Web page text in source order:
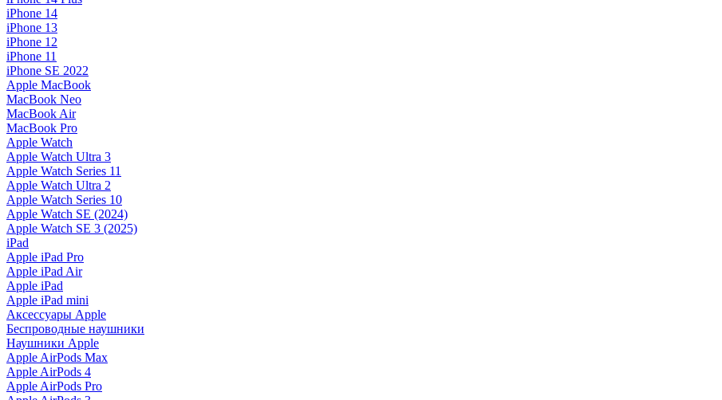
iPhone 14
iPhone 13
iPhone 12
iPhone 11
iPhone SE 2022
Apple MacBook
MacBook Neo
MacBook Air
MacBook Pro
Apple Watch
Apple Watch Ultra 3
Apple Watch Series 11
Apple Watch Ultra 2
Apple Watch Series 10
Apple Watch SE (2024)
Apple Watch SE 3 (2025)
iPad
Apple iPad Pro
Apple iPad Air
Apple iPad
Apple iPad mini
Аксессуары Apple
Беспроводные наушники
Наушники Apple
Apple AirPods Max
Apple AirPods 4
Apple AirPods Pro